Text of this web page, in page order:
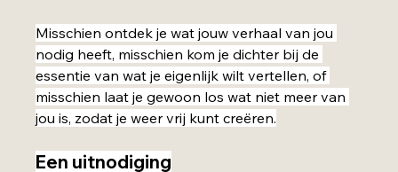
Misschien ontdek je wat jouw verhaal van jou
nodig heeft, misschien kom je dichter bij de
essentie van wat je eigenlijk wilt vertellen, of
misschien laat je gewoon los wat niet meer van
jou is, zodat je weer vrij kunt creëren.
Een uitnodiging